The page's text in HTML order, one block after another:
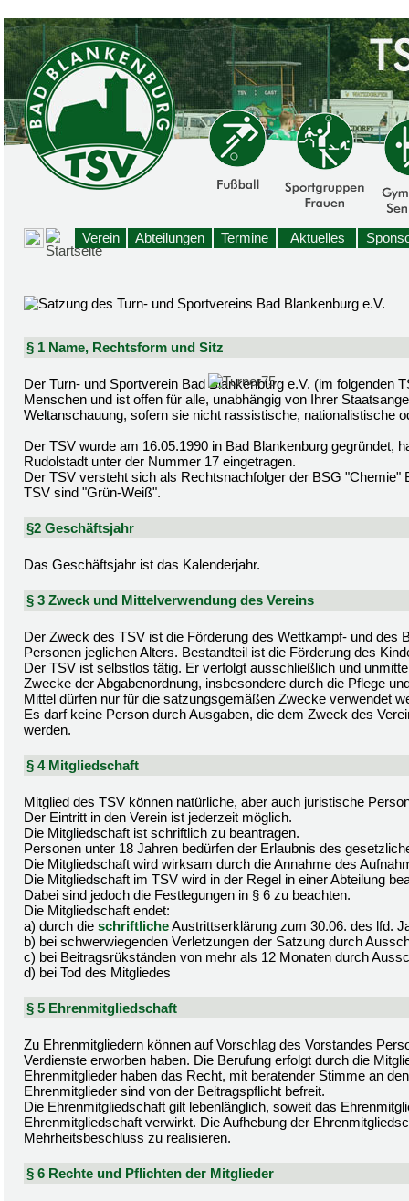
Verein Abteilungen Termine Aktuelles
§ 1 Name, Rechtsform und Sitz
Der Turn- und Sportverein Bad Blankenburg e.V. (im folgenden
Menschen und ist offen für alle, unabhängig von Ihrer
Weltanschauung, sofern sie nicht rassistische, nationalistische
Der TSV wurde am 16.05.1990 in Bad Blankenburg gegründet,
Rudolstadt unter der Nummer 17 eingetragen.
Der TSV versteht sich als Rechtsnachfolger der BSG
TSV sind "Grün-Weiß".
§2 Geschäftsjahr
Das Geschäftsjahr ist das Kalenderjahr.
§ 3 Zweck und Mittelverwendung des Vereins
Der Zweck des TSV ist die Förderung des Wettkampf- und des
Personen jeglichen Alters. Bestandteil ist die Förderung des
Der TSV ist selbstlos tätig. Er verfolgt ausschließlich und
Zwecke der Abgabenordnung, insbesondere durch die Pflege
Mittel dürfen nur für die satzungsgemäßen Zwecke verwendet
Es darf keine Person durch Ausgaben, die dem Zweck des
werden.
§ 4 Mitgliedschaft
Mitglied des TSV können natürliche, aber auch juristische
Der Eintritt in den Verein ist jederzeit möglich.
Die Mitgliedschaft ist schriftlich zu beantragen.
Personen unter 18 Jahren bedürfen der Erlaubnis des
Die Mitgliedschaft wird wirksam durch die Annahme des
Die Mitgliedschaft im TSV wird in der Regel in einer Abteilung
Dabei sind jedoch die Festlegungen in § 6 zu beachten.
Die Mitgliedschaft endet:
a) durch die schriftlicheAustrittserklärung zum 30.06. des lfd.
b) bei schwerwiegenden Verletzungen der Satzung durch
c) bei Beitragsrükständen von mehr als 12 Monaten durch
d) bei Tod des Mitgliedes
§ 5 Ehrenmitgliedschaft
Zu Ehrenmitgliedern können auf Vorschlag des Vorstandes
Verdienste erworben haben. Die Berufung erfolgt durch die
Ehrenmitglieder haben das Recht, mit beratender Stimme an
Ehrenmitglieder sind von der Beitragspflicht befreit.
Die Ehrenmitgliedschaft gilt lebenlänglich, soweit das
Ehrenmitgliedschaft verwirkt. Die Aufhebung der
Mehrheitsbeschluss zu realisieren.
§ 6 Rechte und Pflichten der Mitglieder